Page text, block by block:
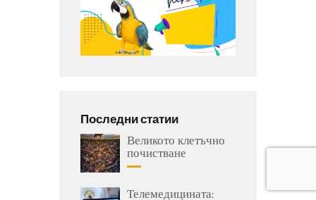
Последни статии
Великото клетъчно
почистване
Телемедицината: